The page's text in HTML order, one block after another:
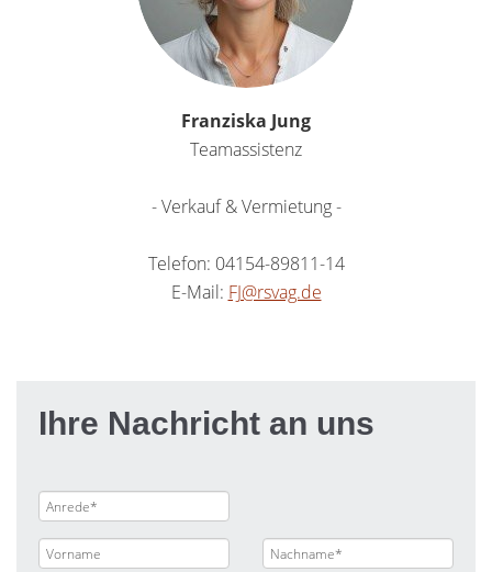
Franziska Jung
Teamassistenz
- Verkauf & Vermietung -
Telefon: 04154-89811-14
E-Mail: FJ@rsvag.de
Ihre Nachricht an uns